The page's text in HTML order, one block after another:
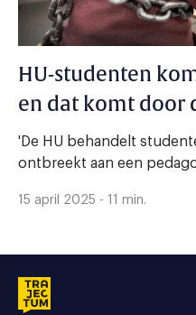
HU-studenten
en dat komt door
'De HU behandelt
ontbreekt aan een
15 april 2025 - 11 min.